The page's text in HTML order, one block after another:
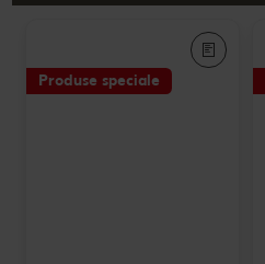
Produse speciale